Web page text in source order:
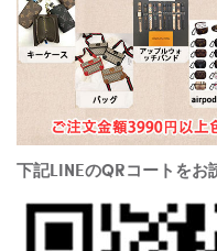
下記LINEのQRコートをお